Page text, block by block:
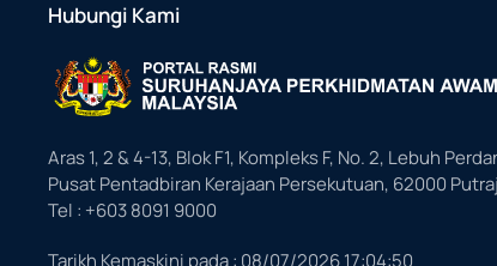
Hubungi Kami
Aras 1, 2 & 4-13, Blok F1, Kompleks F, No. 2, Lebuh
Pusat Pentadbiran Kerajaan Persekutuan, 62000
Tel : +603 8091 9000
Tarikh Kemaskini pada : 08/07/2026 17:04:50